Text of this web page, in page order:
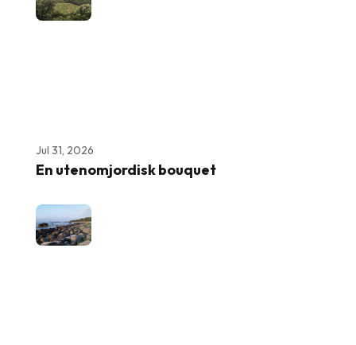
Jul 31, 2026
En utenomjordisk bouquet